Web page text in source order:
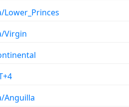
Lower_Princes
Virgin
Anguilla